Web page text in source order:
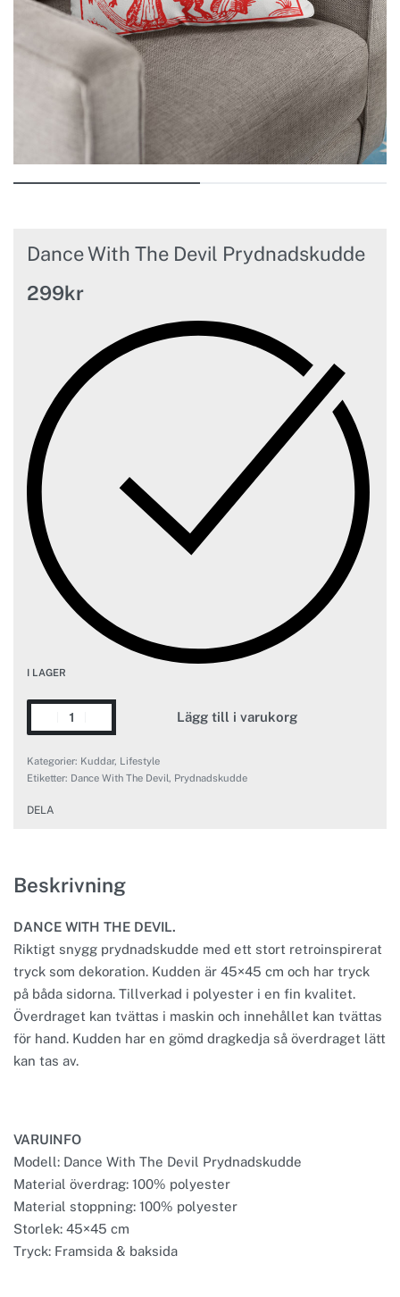
Dance With The Devil Prydnadskudde
299kr
I LAGER
Lägg till i varukorg
Kategorier: Kuddar, Lifestyle
Etiketter: Dance With The Devil, Prydnadskudde
DELA
Beskrivning
DANCE WITH THE DEVIL.
Riktigt snygg prydnadskudde med ett stort retroinspirerat
tryck som dekoration. Kudden är 45×45 cm och har tryck
på båda sidorna. Tillverkad i polyester i en fin kvalitet.
Överdraget kan tvättas i maskin och innehållet kan tvättas
för hand. Kudden har en gömd dragkedja så överdraget lätt
kan tas av.
VARUINFO
Modell: Dance With The Devil Prydnadskudde
Material överdrag: 100% polyester
Material stoppning: 100% polyester
Storlek: 45×45 cm
Tryck: Framsida & baksida